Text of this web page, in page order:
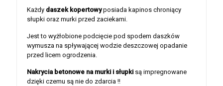
Każdy daszek kopertowyposiada kapinos chroniący
słupki oraz murki przed zaciekami.
Jest to wyżłobione podcięcie pod spodem daszków
wymusza na spływającej wodzie deszczowej opadanie
przed licem ogrodzenia.
Nakrycia betonowe na murki i słupki są impregnowane
dzięki czemu są nie do zdarcia !!